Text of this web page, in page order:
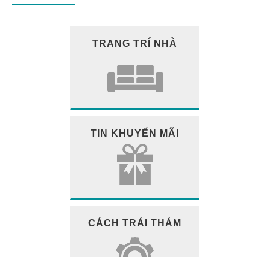
TRANG TRÍ NHÀ
TIN KHUYẾN MÃI
CÁCH TRẢI THẢM